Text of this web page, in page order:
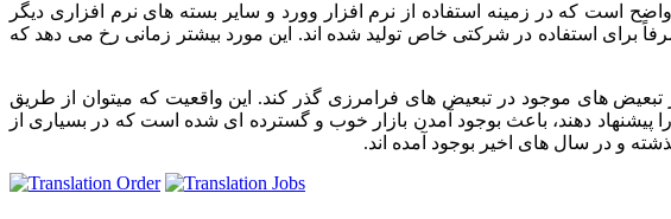
است که در زمینه استفاده از نرم افزار وورد و سایر بسته های نرم افزاری دیگر
برای استفاده در شرکتی خاص تولید شده اند. این مورد بیشتر زمانی رخ می دهد که
تبعیض های موجود در تبعیض های فرامرزی گذر کند. این واقعیت که میتوان از طریق
را پیشنهاد دهند، باعث بوجود آمدن بازار خوب و گسترده ای شده است که در بسیاری از